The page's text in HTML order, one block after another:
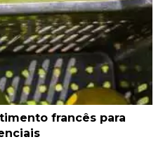
francês para